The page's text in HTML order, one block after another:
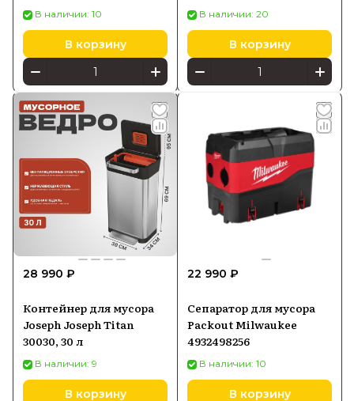
В наличии: 10
В корзину
В наличии: 20
В корзину
28 990 ₽
Контейнер для мусора
Joseph Joseph Titan
30030, 30 л
В наличии: 9
В корзину
22 990 ₽
Сепаратор для мусора
Packout Milwaukee
4932498256
В наличии: 10
В корзину